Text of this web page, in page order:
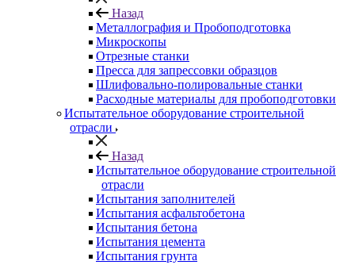
Назад
Металлография и Пробоподготовка
Микроскопы
Отрезные станки
Пресса для запрессовки образцов
Шлифовально-полировальные станки
Расходные материалы для пробоподготовки
Испытательное оборудование строительной
отрасли
Назад
Испытательное оборудование строительной
отрасли
Испытания заполнителей
Испытания асфальтобетона
Испытания бетона
Испытания цемента
Испытания грунта